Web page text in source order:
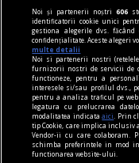
Noi și partenerii noștri606
identificatorii cookie unici
gestiona alegerile dvs.
confidențialitate. Aceste alegeri
multe detalii
Noi si partenerii nostri
furnizorii nostri de servicii de
functioneze, pentru a
interesele si/sau profilul dvs.,
pentru a analiza traficul pe
legatura cu prelucrarea
modalitatea indicataaici
. Prin
tip Cookie, care implica inclusiv
Vendor-ii cu care colaboram.
schimba preferintele in mod
functionarea website-ului.